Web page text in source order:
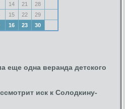
14 21
28
15 22
29
16 23 30
еще одна веранда детского
иск к Солодкину-